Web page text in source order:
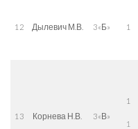
12 Дылевич М.В. 3«Б» 1
13 Корнева Н.В. 3«В»
1
1